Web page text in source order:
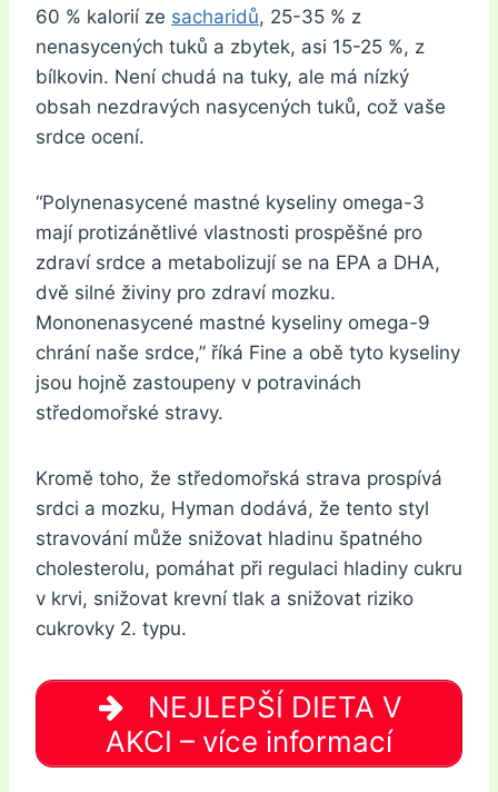
60 % kalorií ze sacharidů, 25-35 % z
nenasycených tuků a zbytek, asi 15-25 %, z
bílkovin. Není chudá na tuky, ale má nízký
obsah nezdravých nasycených tuků, což vaše
srdce ocení.
“Polynenasycené mastné kyseliny omega-3
mají protizánětlivé vlastnosti prospěšné pro
zdraví srdce a metabolizují se na EPA a DHA,
dvě silné živiny pro zdraví mozku.
Mononenasycené mastné kyseliny omega-9
chrání naše srdce,” říká Fine a obě tyto kyseliny
jsou hojně zastoupeny v potravinách
středomořské stravy.
Kromě toho, že středomořská strava prospívá
srdci a mozku, Hyman dodává, že tento styl
stravování může snižovat hladinu špatného
cholesterolu, pomáhat při regulaci hladiny cukru
v krvi, snižovat krevní tlak a snižovat riziko
cukrovky 2. typu.
NEJLEPŠÍ DIETA V
AKCI – více informací